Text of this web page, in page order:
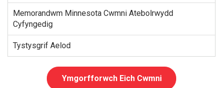
Memorandwm Minnesota Cwmni Atebolrwydd
Cyfyngedig
Tystysgrif Aelod
Ymgorfforwch Eich Cwmni